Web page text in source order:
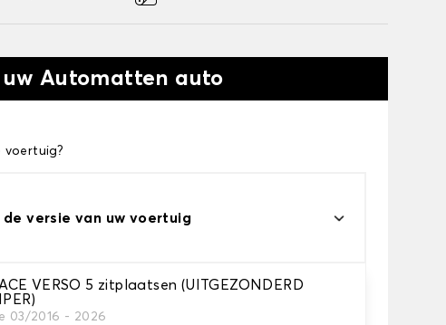
uw Automatten auto
voertuig?
de versie van uw voertuig
VERSO 5 zitplaatsen (UITGEZONDERD
03/2016 - 2026
uw automatten